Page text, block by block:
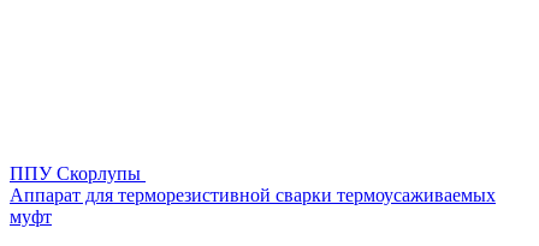
ППУ Скорлупы
Аппарат для терморезистивной сварки термоусаживаемых
муфт